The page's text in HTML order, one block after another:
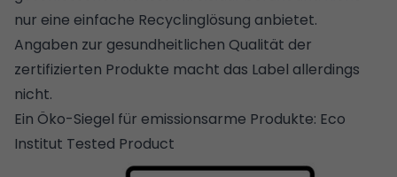
nur eine einfache Recyclinglösung anbietet.
Angaben zur gesundheitlichen Qualität der
zertifizierten Produkte macht das Label allerdings
nicht.
Ein Öko-Siegel für emissionsarme Produkte: Eco
Institut Tested Product